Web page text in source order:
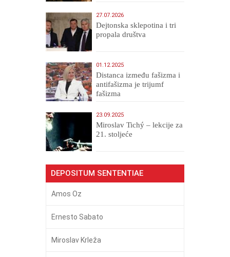
27.07.2026
Dejtonska sklepotina i tri
propala društva
01.12.2025
Distanca između fašizma i
antifašizma je trijumf
fašizma
23.09.2025
Miroslav Tichý – lekcije za
21. stoljeće
DEPOSITUM SENTENTIAE
Amos Oz
Ernesto Sabato
Miroslav Krleža